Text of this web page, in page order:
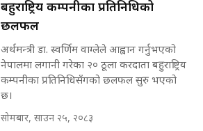
the Supreme Court ||
SIDHAKURA
मोबिलिटीमा महिलाको पहुँच विस्तार गर्दै
इनड्राइभ || SIDHAKURA ||
पोप्पोको पासोः कमाउने लोभमा घरबार नै
उठिबास | The Dark Side of
INVESTIGATION
SIDHAKURA ||
छलफल
अर्थमन्त्री डा. स्वर्णिम वाग्लेले आह्वान गर्नुभएको
नेपालमा लगानी गरेका २० ठूला करदाता बहुराष्ट्रिय
कम्पनीका प्रतिनिधिसँगको छलफल सुरु भएको
छ।
सोमबार, साउन २५, २०८३